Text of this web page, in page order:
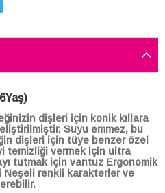
dişleri için konik kıllara
Suyu emmez, bu
dişleri için tüye benzer özel
temizliği vermek için ultra
tutmak için vantuz Ergonomik
Neşeli renkli karakterler ve